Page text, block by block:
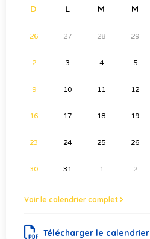
D L M M
26 27 28 29
2 3 4 5
9 10 11 12
16 17 18 19
23 24 25 26
30 31 1 2
Voir le calendrier complet >
Télécharger le calendrier